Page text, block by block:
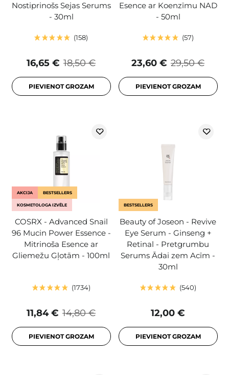
Nostiprinošs Sejas Serums
- 30ml
158
18,50 €
16,65 €
PIEVIENOT GROZAM
Esence ar Koenzīmu NAD
- 50ml
57
29,50 €
23,60 €
PIEVIENOT GROZAM
AKCIJA BESTSELLERS
KOSMETOLOGA IZVĒLE
COSRX - Advanced Snail
96 Mucin Power Essence -
Mitrinoša Esence ar
Gliemežu Gļotām - 100ml
1734
14,80 €
11,84 €
PIEVIENOT GROZAM
BESTSELLERS
Beauty of Joseon - Revive
Eye Serum - Ginseng +
Retinal - Pretgrumbu
Serums Ādai zem Acīm -
30ml
540
12,00 €
PIEVIENOT GROZAM